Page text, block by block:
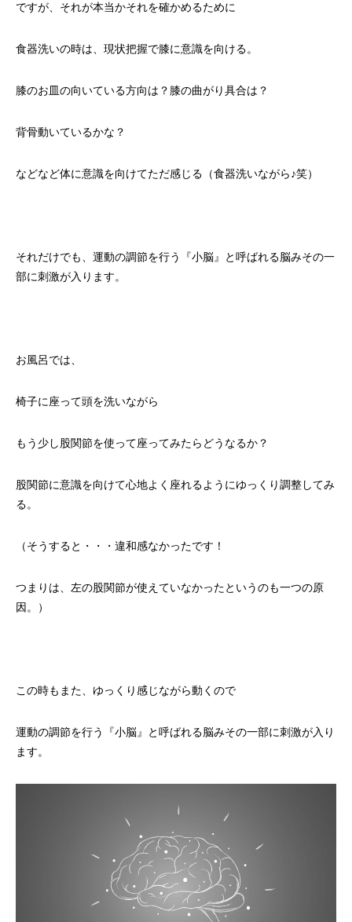
ですが、それが本当かそれを確かめるために
食器洗いの時は、現状把握で膝に意識を向ける。
膝のお皿の向いている方向は？膝の曲がり具合は？
背骨動いているかな？
などなど体に意識を向けてただ感じる（食器洗いながら♪笑）
それだけでも、運動の調節を行う『小脳』と呼ばれる脳みその一
部に刺激が入ります。
お風呂では、
椅子に座って頭を洗いながら
もう少し股関節を使って座ってみたらどうなるか？
股関節に意識を向けて心地よく座れるようにゆっくり調整してみ
る。
（そうすると・・・違和感なかったです！
つまりは、左の股関節が使えていなかったというのも一つの原
因。）
この時もまた、ゆっくり感じながら動くので
運動の調節を行う『小脳』と呼ばれる脳みその一部に刺激が入り
ます。